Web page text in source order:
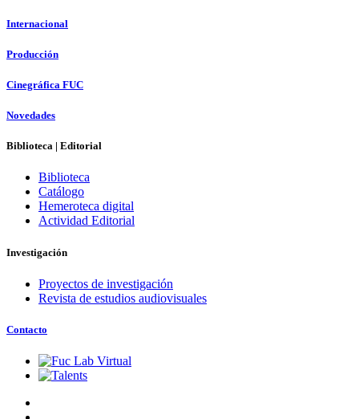
Internacional
Producción
Cinegráfica FUC
Novedades
Biblioteca | Editorial
Biblioteca
Catálogo
Hemeroteca digital
Actividad Editorial
Investigación
Proyectos de investigación
Revista de estudios audiovisuales
Contacto